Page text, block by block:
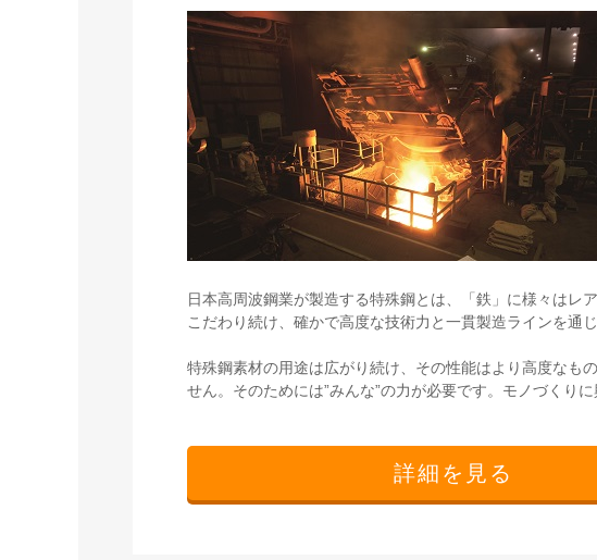
日本高周波鋼業が製造する特殊鋼とは、「鉄」に様々はレ
こだわり続け、確かで高度な技術力と一貫製造ラインを通
特殊鋼素材の用途は広がり続け、その性能はより高度なも
せん。そのためには”みんな”の力が必要です。モノづくり
詳細を見る